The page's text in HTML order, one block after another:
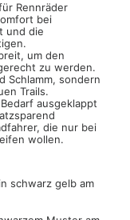
Rennräder
bei
und die
um den
zu werden.
Schlamm, sondern
Trails.
ausgeklappt
die nur bei
wollen.